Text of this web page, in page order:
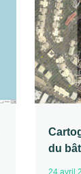
du
24 avril